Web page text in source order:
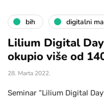
bih digitalni
Lilium Digital
okupio više od
28. Marta 2022.
Seminar “Lilium Digital